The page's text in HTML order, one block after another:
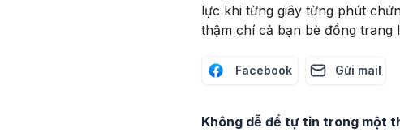
lực khi từng giây từng phút
thậm chí cả bạn bè đồng trang
Facebook Gửi mail
Không dễ để tự tin trong một